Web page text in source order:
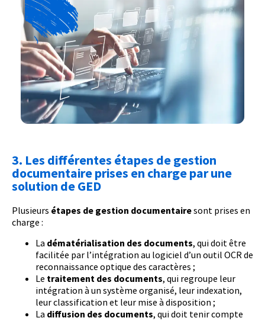
3. Les différentes étapes de gestion
documentaire prises en charge par une
solution de GED
Plusieurs étapes de gestion documentairesont prises en
charge :
La dématérialisation des documents, qui doit être
facilitée par l’intégration au logiciel d’un outil OCR de
reconnaissance optique des caractères ;
Le traitement des documents, qui regroupe leur
intégration à un système organisé, leur indexation,
leur classification et leur mise à disposition ;
La diffusion des documents, qui doit tenir compte